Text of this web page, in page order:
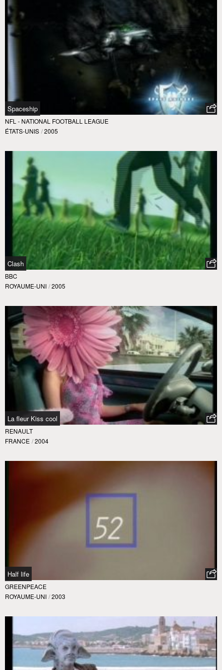
Spaceship
NFL - NATIONAL FOOTBALL LEAGUE
ÉTATS-UNIS / 2005
Clash
BBC
ROYAUME-UNI / 2005
La fleur Kiss cool
RENAULT
FRANCE / 2004
Half life
GREENPEACE
ROYAUME-UNI / 2003